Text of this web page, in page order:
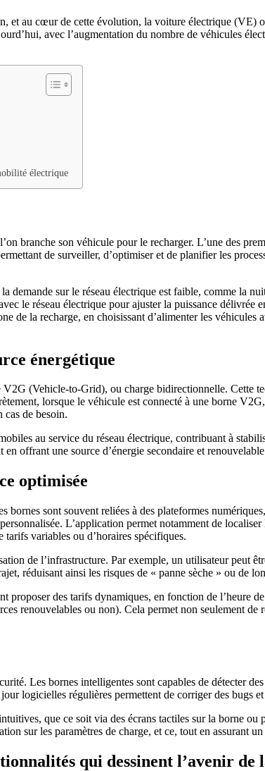
et au cœur de cette évolution, la voiture électrique (VE)
avec l’augmentation du nombre de véhicules
électrique
branche son véhicule pour le recharger. L’une des
de surveiller, d’optimiser et de planifier les
sur le réseau électrique est faible, comme la
le réseau électrique pour ajuster la puissance
de la recharge, en choisissant d’alimenter les véhicules
énergétique
(Vehicle-to-Grid), ou charge bidirectionnelle. Cette
lorsque le véhicule est connecté à une borne
cas de besoin.
au service du réseau électrique, contribuant à
offrant une source d’énergie secondaire et
optimisée
sont souvent reliées à des plateformes
L’application permet notamment de
variables ou d’horaires spécifiques.
de l’infrastructure. Par exemple, un utilisateur peut
réduisant ainsi les risques de « panne sèche » ou de
des tarifs dynamiques, en fonction de l’heure
renouvelables ou non). Cela permet non seulement de
Les bornes intelligentes sont capables de détecter
logicielles régulières permettent de corriger des bugs
que ce soit via des écrans tactiles sur la borne
sur les paramètres de charge, et ce, tout en assurant
qui dessinent l’avenir